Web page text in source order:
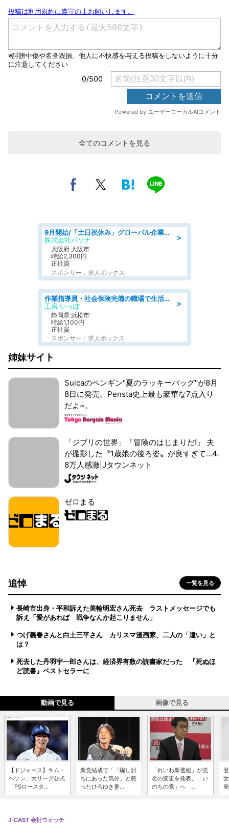
全てのコメントを見る
＞
9月開始/「土日祝休み」グローバル企業での産業保健のお仕事/保健師/高時給/残業なし/服装自由
株式会社パソナ
大阪府 大阪市
時給2,300円
正社員
スポンサー：求人ボックス
＞
作業指導員・社会保険完備の職場で生活支援員
工房 いっぽ
静岡県 浜松市
時給1,100円
正社員
スポンサー：求人ボックス
姉妹サイト
Suicaのペンギン"夏のラッキーバッグ"が8月
8日に発売。Pensta史上最も豪華な7点入り
だよ~。
「ジブリの世界」「冒険のはじまりだ!」 夫
が撮影した〝1歳娘の後ろ姿〟が良すぎて...4.
8万人感激|Jタウンネット
ゼロまる
追悼 一覧を見る
長崎市出身・平和訴えた美輪明宏さん死去 ラストメッセージでも
訴え「愛があれば 戦争なんか起こりません」
つげ義春さんと白土三平さん カリスマ漫画家、二人の「違い」と
は？
死去した丹羽宇一郎さんは、経済界有数の読書家だった 『死ぬほ
ど読書』ベストセラーに
動画で見る 画像で見る
【ドジャース】キム・
ヘソン、大リーグ公式
「PSロースタ...
新党結成で「「騙し討
ちにあった気分」と怒
ったひろゆき妻...
「れいわ新選組」が党
名の変更を発表、「い
のちの党」へ ...
J-CAST 会社ウォッチ